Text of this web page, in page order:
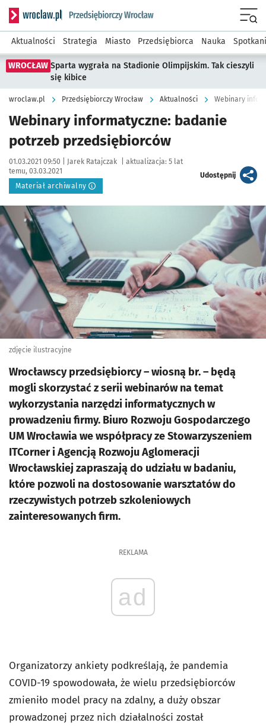
Serwis informacyjny wroclaw.pl podserwis: Strategia
Aktualności Strategia Miasto Przedsiębiorca Nauka
WROCŁAW Sparta wygrała na Stadionie Olimpijskim. Tak cieszyli
się kibice
wroclaw.pl Przedsiębiorczy Wrocław Aktualności Webinary
Webinary informatyczne: badanie
potrzeb przedsiębiorców
Data publikacji:
01.03.2021 09:50 | Autor:
Jarek Ratajczak aktualizacja: 5 lat
temu, 03.03.2021
Materiał archiwalny
Udostępnijartykuł
Kliknij, aby powiększyć
zdjęcie ilustracyjne
Wrocławscy przedsiębiorcy – wiosną br. – będą
mogli skorzystać z serii webinarów na temat
wykorzystania narzędzi informatycznych w
prowadzeniu firmy. Biuro Rozwoju Gospodarczego
UM Wrocławia we współpracy ze Stowarzyszeniem
ITCorner i Agencją Rozwoju Aglomeracji
Wrocławskiej zapraszają do udziału w badaniu,
które pozwoli na dostosowanie warsztatów do
rzeczywistych potrzeb szkoleniowych
zainteresowanych firm.
REKLAMA
ad
Organizatorzy ankiety podkreślają, że pandemia
COVID-19 spowodowała, że wielu przedsiębiorców
zmieniło model pracy na zdalny, a duży obszar
prowadzonej przez nich działalności został